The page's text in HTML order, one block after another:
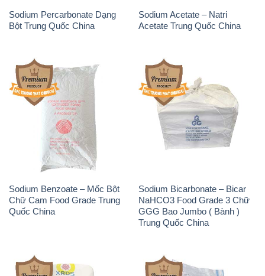
Sodium Benzoate – Mốc Bột
Chữ Cam Food Grade Trung
Quốc China
Sodium Bicarbonate – Bicar
NaHCO3 Food Grade 3 Chữ
GGG Bao Jumbo ( Bành )
Trung Quốc China